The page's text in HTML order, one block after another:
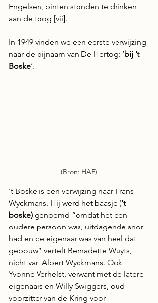
Engelsen, pinten stonden te drinken
aan de toog [vii].
In 1949 vinden we een eerste verwijzing
naar de bijnaam van De Hertog: ‘bij ’t
Boske’.
(Bron: HAE)
‘t Boske is een verwijzing naar Frans
Wyckmans. Hij werd het baasje ('t
boske) genoemd “omdat het een
oudere persoon was, uitdagende snor
had en de eigenaar was van heel dat
gebouw” vertelt Bernadette Wuyts,
nicht van Albert Wyckmans. Ook
Yvonne Verhelst, verwant met de latere
eigenaars en Willy Swiggers, oud-
voorzitter van de Kring voor